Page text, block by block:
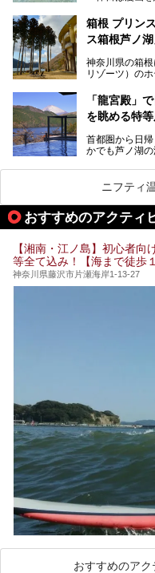
サウナ室の中
リのビーチを
内の様子をレ
たい」
そんな「癒や
神奈川県には
など、“非日常
う」という人
そこで今回は
業」「駅近」
今の気分にぴ
箱根 プリン
ス箱根芦ノ
神奈川県の箱
リゾーツ）の
「箱根仙石原
「ザ・プリン
プ（旗艦）に
昭和の日本を
に建てた桃源
提供元：株式
【PR】
この記事はザ
「龍宮殿」
を眺める特
首都圏から日
かでも芦ノ湖
が楽しめるま
そしてここは
して宿泊もで
加えて、朝6時
のお風呂が利
今回は日帰り
（以下、龍宮
蛸川温泉 龍宮
りお伝えしま
ここは箱根神
4つの神社に
提供元：株式
この記事は箱
ニフティ
おすすめのアクティ
【湘南・江ノ島】初心者
等全て込み！【海まで徒歩１
神奈川県藤沢市片瀬海岸1-13-27
おすすめのア